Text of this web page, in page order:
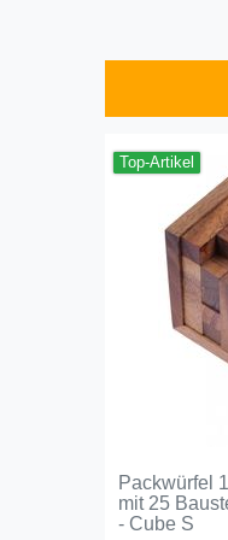
Top-Artikel
Packwürfel
mit 25
- Cube S